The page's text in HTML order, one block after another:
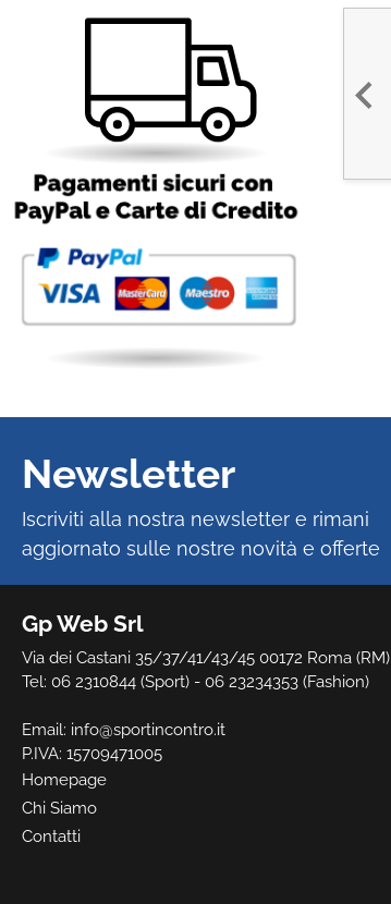
Gp Web Srl
Via dei Castani 35/37/41/43/45 00172 Roma (RM)
Tel: 06 2310844 (Sport) - 06 23234353 (Fashion)
Email: info@sportincontro.it
P.IVA: 15709471005
Homepage
Chi Siamo
Contatti
Newsletter
Iscriviti alla nostra newsletter e rimani
aggiornato sulle nostre novità e offerte